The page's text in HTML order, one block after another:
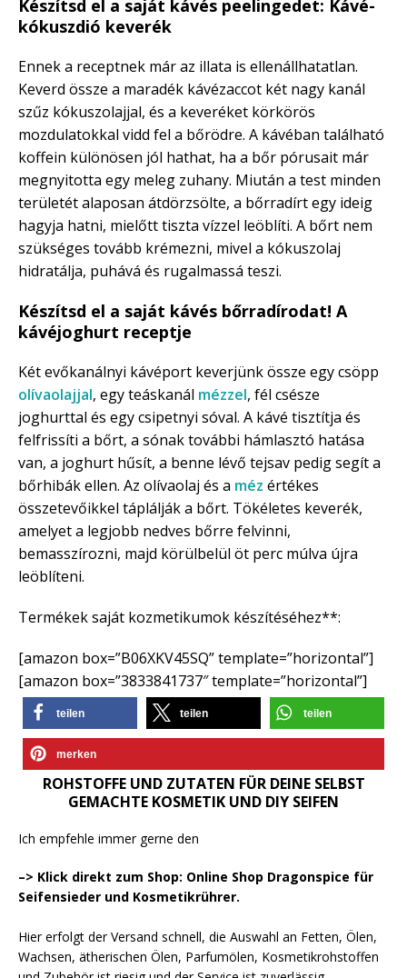
Készítsd el a saját kávés peelingedet: Kávé-
kókuszdió keverék
Ennek a receptnek már az illata is ellenállhatatlan.
Keverd össze a maradék kávézaccot két nagy kanál
szűz kókuszolajjal, és a keveréket körkörös
mozdulatokkal vidd fel a bőrödre. A kávéban található
koffein különösen jól hathat, ha a bőr pórusait már
megnyitotta egy meleg zuhany. Miután a test minden
területét alaposan átdörzsölte, a bőrradírt egy ideig
hagyja hatni, mielőtt tiszta vízzel leöblíti. A bőrt nem
szükséges tovább krémezni, mivel a kókuszolaj
hidratálja, puhává és rugalmassá teszi.
Készítsd el a saját kávés bőrradírodat! A
kávéjoghurt receptje
Két evőkanálnyi kávéport keverjünk össze egy csöpp
olívaolajjal, egy teáskanál mézzel, fél csésze
joghurttal és egy csipetnyi sóval. A kávé tisztítja és
felfrissíti a bőrt, a sónak további hámlasztó hatása
van, a joghurt hűsít, a benne lévő tejsav pedig segít a
bőrhibák ellen. Az olívaolaj és a méz értékes
összetevőikkel táplálják a bőrt. Tökéletes keverék,
amelyet a legjobb nedves bőrre felvinni,
bemasszírozni, majd körülbelül öt perc múlva újra
leöblíteni.
Termékek saját kozmetikumok készítéséhez**:
[amazon box=”B06XKV45SQ” template=”horizontal”]
[amazon box=”3833841737″ template=”horizontal”]
teilen teilen teilen
merken
ROHSTOFFE UND ZUTATEN FÜR DEINE SELBST
GEMACHTE KOSMETIK UND DIY SEIFEN
Ich empfehle immer gerne den
–> Klick direkt zum Shop: Online Shop Dragonspice für
Seifensieder und Kosmetikrührer.
Hier erfolgt der Versand schnell, die Auswahl an Fetten, Ölen,
Wachsen, ätherischen Ölen, Parfumölen, Kosmetikrohstoffen